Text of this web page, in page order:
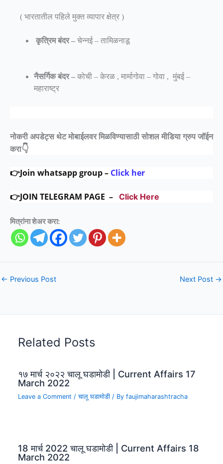
( भारतातील पहिले मुक्त व्यापार क्षेत्र )
कृत्रिम बंदर – चेन्नई – तामिळनाडू
नैसर्गिक बंदर – कोची – केरळ , मार्मागोवा – गोवा , मुंबई –
महाराष्ट्र
नोकरी अपडेट्स थेट मोबाईलवर मिळविण्यासाठीसोशल मीडिया ग्रुप जॉईन
करा👇
👉Join whatsapp group – Click her
👉JOIN TELEGRAM PAGE – Click Here
मित्रांना शेअर करा:
← Previous Post Next Post →
Related Posts
१७ मार्च २०२२ चालू घडामोडी | Current Affairs 17
March 2022
Leave a Comment /चालू घडामोडी / Byfaujimaharashtracha
18 मार्च 2022 चालू घडामोडी | Current Affairs 18
March 2022